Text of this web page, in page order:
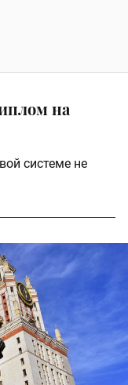
на
системе не